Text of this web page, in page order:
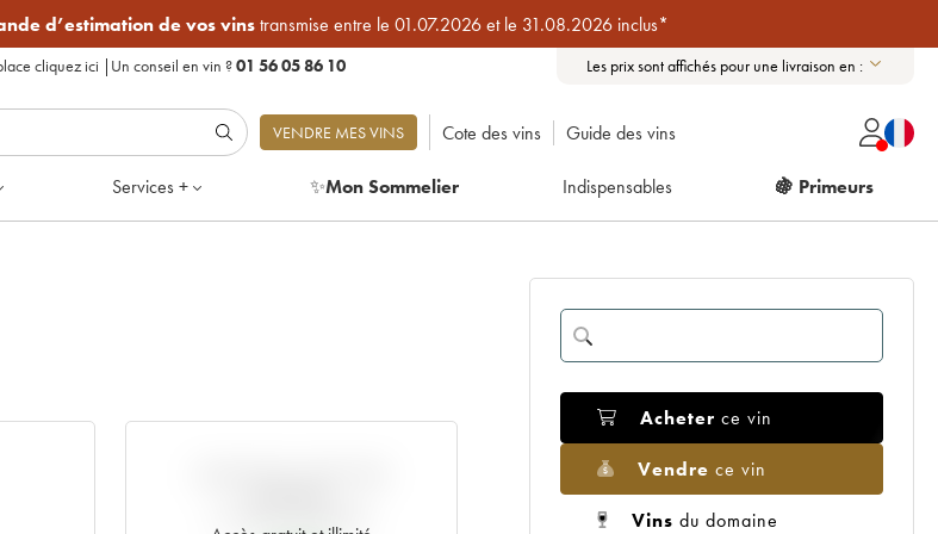
d’estimation de vos vinstransmise entre le 01.07.2026 et le 31.08.2026 inclus*
cliquez ici | Un conseil en vin ?01 56 05 86 10 Les prix sont affichés pour une livraison en :
VENDRE MES VINS Cote des vins Guide des vins
Services + ✨Mon Sommelier Indispensables 🍇 Primeurs
Acheter ce vin
Vendre ce vin
Vins du domaine